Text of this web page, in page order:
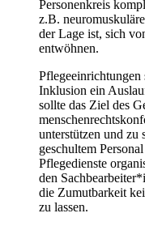
Personenkreis
z.B.
der Lage ist, sich
entwöhnen.
Pflegeeinrichtungen
Inklusion ein
sollte das Ziel des
unterstützen und zu
geschultem
Pflegedienste
den
die Zumutbarkeit
zu lassen.